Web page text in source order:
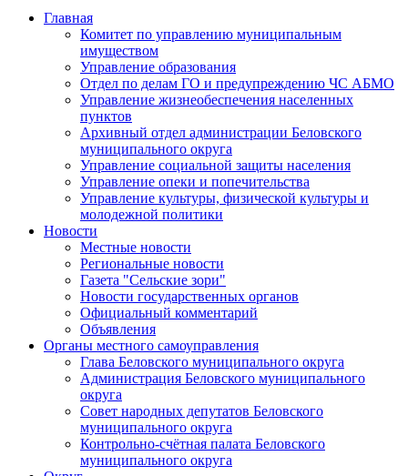
Главная
Комитет по управлению муниципальным
имуществом
Управление образования
Отдел по делам ГО и предупреждению ЧС АБМО
Управление жизнеобеспечения населенных
пунктов
Архивный отдел администрации Беловского
муниципального округа
Управление социальной защиты населения
Управление опеки и попечительства
Управление культуры, физической культуры и
молодежной политики
Новости
Местные новости
Региональные новости
Газета "Сельские зори"
Новости государственных органов
Официальный комментарий
Объявления
Органы местного самоуправления
Глава Беловского муниципального округа
Администрация Беловского муниципального
округа
Совет народных депутатов Беловского
муниципального округа
Контрольно-счётная палата Беловского
муниципального округа